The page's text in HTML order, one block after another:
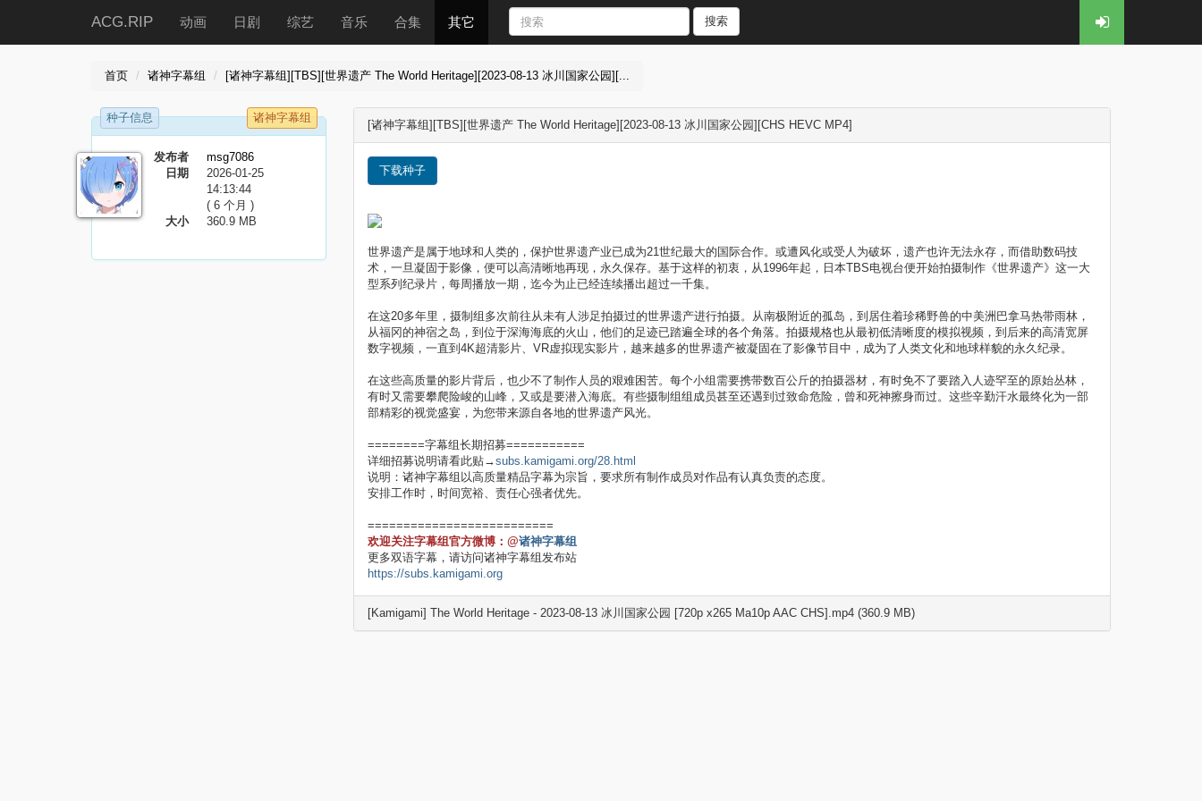
ACG.RIP 动画 日剧 综艺 音乐 合集 其它 搜索
首页 诸神字幕组 [诸神字幕组][TBS][世界遗产 The World Heritage][2023-08-13 冰川国家公园][...
种子信息 诸神字幕组
发布者
msg7086
日期
2026-01-25
14:13:44
( 6 个月 )
大小
360.9 MB
[诸神字幕组][TBS][世界遗产 The World Heritage][2023-08-13 冰川国家公园][CHS HEVC MP4]
下载种子
世界遗产是属于地球和人类的，保护世界遗产业已成为21世纪最大的国际合作。或遭风化或受人为破坏，遗产也许无法永存，而借助数码技
术，一旦凝固于影像，便可以高清晰地再现，永久保存。基于这样的初衷，从1996年起，日本TBS电视台便开始拍摄制作《世界遗产》这一大
型系列纪录片，每周播放一期，迄今为止已经连续播出超过一千集。
在这20多年里，摄制组多次前往从未有人涉足拍摄过的世界遗产进行拍摄。从南极附近的孤岛，到居住着珍稀野兽的中美洲巴拿马热带雨林，
从福冈的神宿之岛，到位于深海海底的火山，他们的足迹已踏遍全球的各个角落。拍摄规格也从最初低清晰度的模拟视频，到后来的高清宽屏
数字视频，一直到4K超清影片、VR虚拟现实影片，越来越多的世界遗产被凝固在了影像节目中，成为了人类文化和地球样貌的永久纪录。
在这些高质量的影片背后，也少不了制作人员的艰难困苦。每个小组需要携带数百公斤的拍摄器材，有时免不了要踏入人迹罕至的原始丛林，
有时又需要攀爬险峻的山峰，又或是要潜入海底。有些摄制组组成员甚至还遇到过致命危险，曾和死神擦身而过。这些辛勤汗水最终化为一部
部精彩的视觉盛宴，为您带来源自各地的世界遗产风光。
========字幕组长期招募===========
详细招募说明请看此贴→subs.kamigami.org/28.html
说明：诸神字幕组以高质量精品字幕为宗旨，要求所有制作成员对作品有认真负责的态度。
安排工作时，时间宽裕、责任心强者优先。
==========================
欢迎关注字幕组官方微博：@诸神字幕组
更多双语字幕，请访问诸神字幕组发布站
https://subs.kamigami.org
[Kamigami] The World Heritage - 2023-08-13 冰川国家公园 [720p x265 Ma10p AAC CHS].mp4 (360.9 MB)